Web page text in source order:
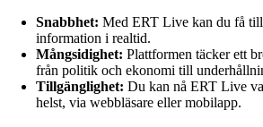
Snabbhet: Med ERT Live kan du få
information i realtid.
Mångsidighet: Plattformen täcker ett
från politik och ekonomi till
Tillgänglighet: Du kan nå ERT Live
helst, via webbläsare eller mobilapp.